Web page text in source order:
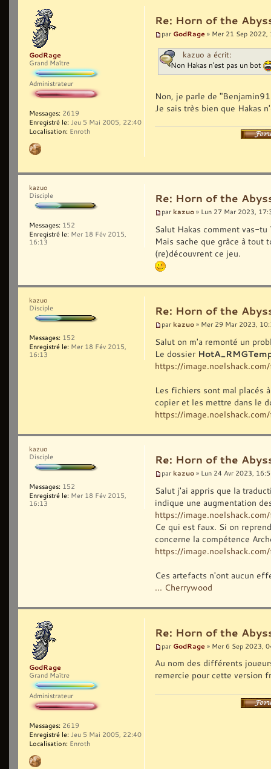
Re: Horn of the
par GodRage » Mer 21 Sep 2022,
kazuo a écrit:
Non Hakas n'est pas un bot
Non, je parle de
Je sais très bien que Hakas
GodRage
Grand Maître
Administrateur
Messages: 2619
Enregistré le: Jeu 5 Mai 2005, 22:40
Localisation: Enroth
Re: Horn of the
par kazuo » Lun 27 Mar 2023,
Salut Hakas comment vas-tu
Mais sache que grâce à
(re)découvrent ce jeu.
kazuo
Disciple
Messages: 152
Enregistré le: Mer 18 Fév 2015,
16:13
Re: Horn of the
par kazuo » Mer 29 Mar 2023,
Salut on m'a remonté un
Le dossier
https://
Les fichiers sont mal placés
copier et les mettre dans le
https://
kazuo
Disciple
Messages: 152
Enregistré le: Mer 18 Fév 2015,
16:13
Re: Horn of the
par kazuo » Lun 24 Avr 2023,
Salut j'ai appris que la
indique une augmentation
https://
Ce qui est faux. Si on
concerne la compétence
https://
Ces artefacts n'ont aucun
... Cherrywood
kazuo
Disciple
Messages: 152
Enregistré le: Mer 18 Fév 2015,
16:13
Re: Horn of the
par GodRage » Mer 6 Sep 2023,
Au nom des différents
remercie pour cette version
GodRage
Grand Maître
Administrateur
Messages: 2619
Enregistré le: Jeu 5 Mai 2005, 22:40
Localisation: Enroth